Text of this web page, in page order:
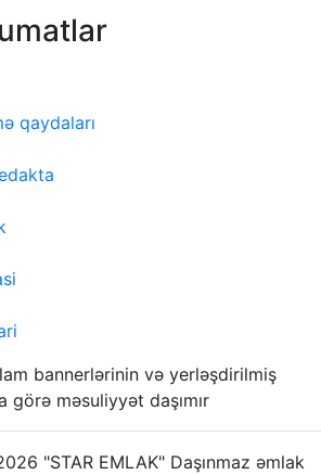
qaydaları
bannerlərinin və yerləşdirilmiş
görə məsuliyyət daşımır
"STAR EMLAK" Daşınmaz əmlak